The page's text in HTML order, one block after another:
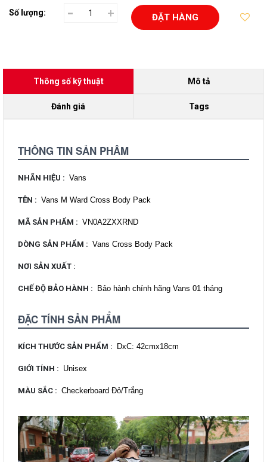
Số lượng: - + ĐẶT HÀNG
Thông số kỹ thuật Mô tả
Đánh giá Tags
THÔNG TIN SẢN PHẨM
NHÃN HIỆU : Vans
TÊN : Vans M Ward Cross Body Pack
MÃ SẢN PHẨM : VN0A2ZXXRND
DÒNG SẢN PHẨM : Vans Cross Body Pack
NƠI SẢN XUẤT :
CHẾ ĐỘ BẢO HÀNH : Bảo hành chính hãng Vans 01 tháng
ĐẶC TÍNH SẢN PHẨM
KÍCH THƯỚC SẢN PHẨM : DxC: 42cmx18cm
GIỚI TÍNH : Unisex
MÀU SẮC : Checkerboard Đỏ/Trắng